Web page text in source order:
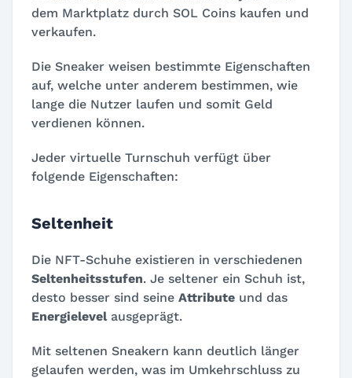
dem Marktplatz durch SOL Coins kaufen und
verkaufen.
Die Sneaker weisen bestimmte Eigenschaften
auf, welche unter anderem bestimmen, wie
lange die Nutzer laufen und somit Geld
verdienen können.
Jeder virtuelle Turnschuh verfügt über
folgende Eigenschaften:
Seltenheit
Die NFT-Schuhe existieren in verschiedenen
Seltenheitsstufen. Je seltener ein Schuh ist,
desto besser sind seine Attribute und das
Energielevelausgeprägt.
Mit seltenen Sneakern kann deutlich länger
gelaufen werden, was im Umkehrschluss zu